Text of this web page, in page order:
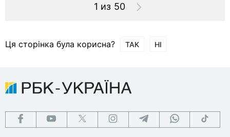
1 из 50
Ця сторінка була корисна? ТАК НІ